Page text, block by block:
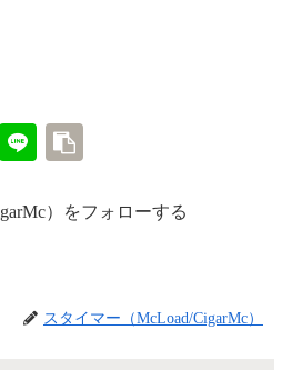
）をフォローする
スタイマー（McLoad/CigarMc）